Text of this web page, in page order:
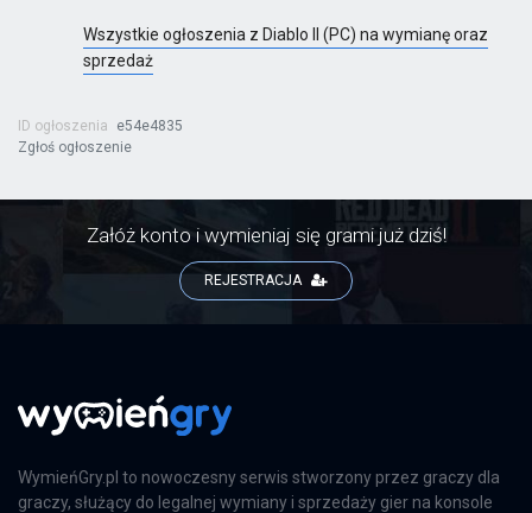
Far Cry 6: Yara Edition
PS4
Far Cry 6: Ultimate Edition
Far Cry 6: Limited Edition
PS4
Wszystkie ogłoszenia z Diablo II (PC) na wymianę oraz
sprzedaż
ID ogłoszenia
e54e4835
Zgłoś ogłoszenie
Załóż konto i wymieniaj się grami już dziś!
REJESTRACJA
WymieńGry.pl to nowoczesny serwis stworzony przez graczy dla
graczy, służący do legalnej wymiany i sprzedaży gier na konsole